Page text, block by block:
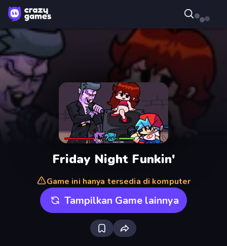
Friday Night Funkin'
Game ini hanya tersedia di komputer
Tampilkan Game lainnya